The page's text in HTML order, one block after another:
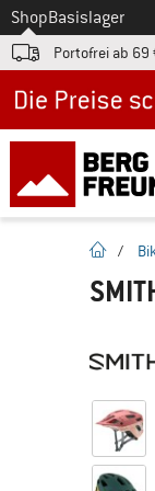
Zum
ShopBasislager
Portofrei ab 69
/